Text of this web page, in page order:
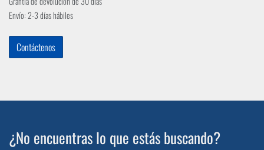
Envío: 2-3 días hábiles
Contáctenos
¿No encuentras lo que estás buscando?